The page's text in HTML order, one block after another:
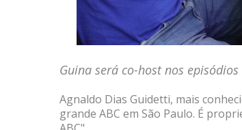
Guina será co-host nos episódios
Agnaldo Dias Guidetti, mais
grande ABC em São Paulo. É